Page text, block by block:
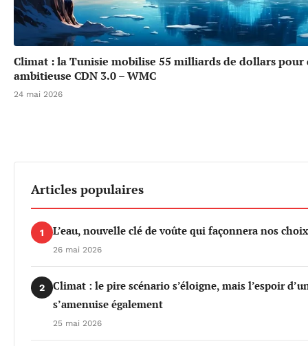
Climat : la Tunisie mobilise 55 milliards de dollars pour
ambitieuse CDN 3.0 – WMC
24 mai 2026
Articles populaires
1 L’eau, nouvelle clé de voûte qui façonnera nos
26 mai 2026
2
Climat : le pire scénario s’éloigne, mais l’espoir
s’amenuise également
25 mai 2026